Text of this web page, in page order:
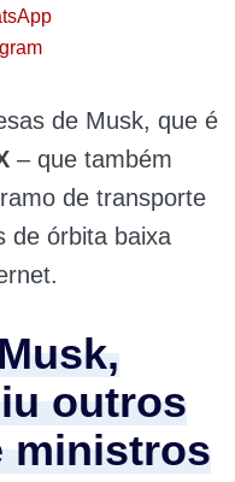
de Musk, que é
– que também
de transporte
de órbita baixa
outros
ministros